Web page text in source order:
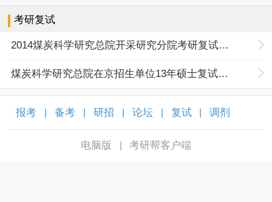
考研复试
2014煤炭科学研究总院开采研究分院考研复试分数线
煤炭科学研究总院在京招生单位13年硕士复试工作方案
报考 备考 研招 论坛 复试 调剂
电脑版 考研帮客户端